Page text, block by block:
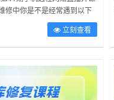
中你是不是经常遇到以下
，心里紧张担心修不好，故
题点，客户又在店等...立刻查看